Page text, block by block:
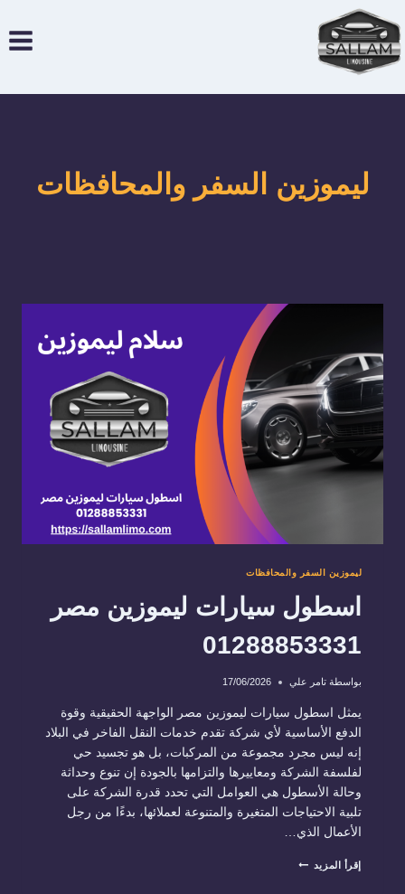
إلى
المحتوى
ليموزين السفر والمحافظات
ليموزين السفر والمحافظات
اسطول سيارات ليموزين مصر
01288853331
بواسطة تامر علي 17/06/2026
يمثل اسطول سيارات ليموزين مصر الواجهة الحقيقية وقوة
الدفع الأساسية لأي شركة تقدم خدمات النقل الفاخر في البلاد
إنه ليس مجرد مجموعة من المركبات، بل هو تجسيد حي
لفلسفة الشركة ومعاييرها والتزامها بالجودة إن تنوع وحداثة
وحالة الأسطول هي العوامل التي تحدد قدرة الشركة على
تلبية الاحتياجات المتغيرة والمتنوعة لعملائها، بدءًا من رجل
الأعمال الذي…
إقرأ المزيد اسطول